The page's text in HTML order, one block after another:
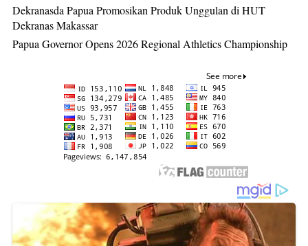
Dekranasda Papua Promosikan Produk Unggulan di HUT
Dekranas Makassar
Papua Governor Opens 2026 Regional Athletics Championship